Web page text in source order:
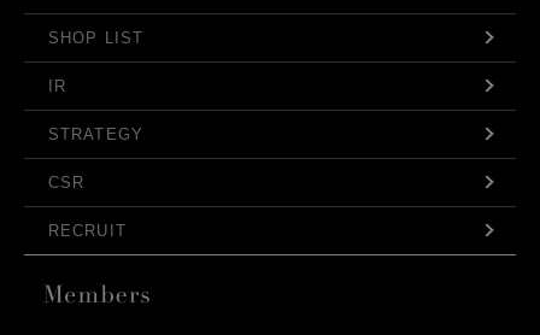
SHOP LIST
IR
STRATEGY
CSR
RECRUIT